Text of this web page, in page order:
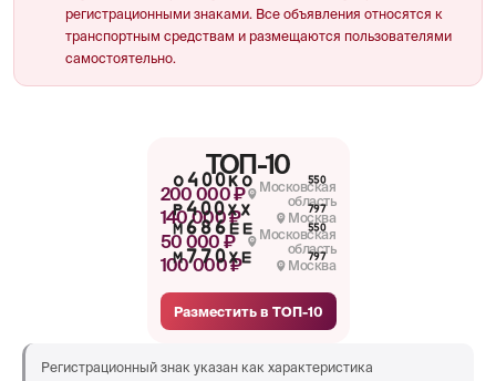
регистрационными знаками. Все объявления относятся к
транспортным средствам и размещаются пользователями
самостоятельно.
Регистрационный знак указан как характеристика
ТОП-10
О400КО 550
200 000 ₽
Московская
область
Р400ХХ 797
140 000 ₽ Москва
М686ЕЕ 550
50 000 ₽
Московская
область
М770ХЕ 797
100 000 ₽ Москва
Разместить в ТОП-10